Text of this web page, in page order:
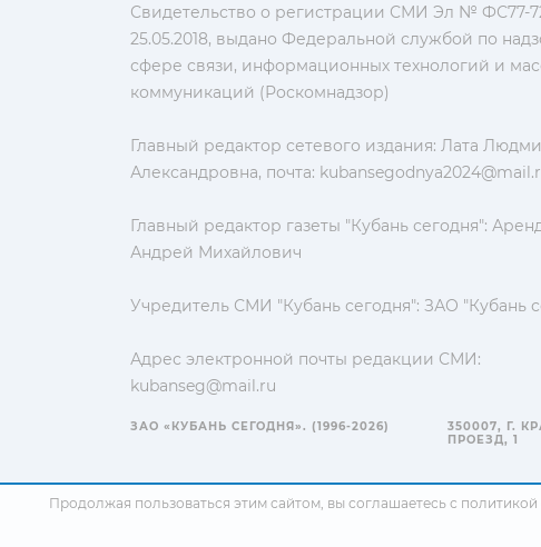
Свидетельство о регистрации СМИ Эл № ФС77-
25.05.2018, выдано Федеральной службой по
сфере связи, информационных технологий и
коммуникаций (Роскомнадзор)
Главный редактор сетевого издания: Лата
Александровна, почта:
Главный редактор газеты "Кубань сегодня":
Андрей Михайлович
Учредитель СМИ "Кубань сегодня": ЗАО "Кубань
Адрес электронной почты редакции СМИ:
kubanseg@mail.ru
ЗАО «КУБАНЬ СЕГОДНЯ». (1996-2026)
350007, Г.
ПРОЕЗД, 1
Продолжая пользоваться этим сайтом, вы соглашаетесь с